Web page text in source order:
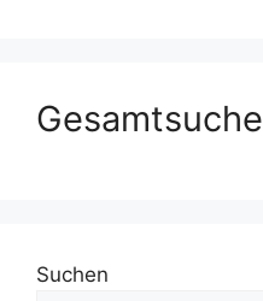
Gesamtsuche
Suchen